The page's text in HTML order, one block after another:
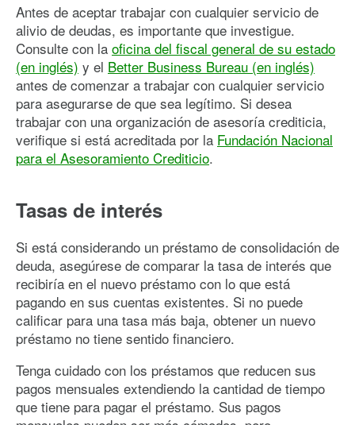
Antes de aceptar trabajar con cualquier servicio de
alivio de deudas, es importante que investigue.
Consulte con la oficina del fiscal general de su estado
(en inglés) y el Better Business Bureau (en inglés)
antes de comenzar a trabajar con cualquier servicio
para asegurarse de que sea legítimo. Si desea
trabajar con una organización de asesoría crediticia,
verifique si está acreditada por la Fundación Nacional
para el Asesoramiento Crediticio.
Tasas de interés
Si está considerando un préstamo de consolidación de
deuda, asegúrese de comparar la tasa de interés que
recibiría en el nuevo préstamo con lo que está
pagando en sus cuentas existentes. Si no puede
calificar para una tasa más baja, obtener un nuevo
préstamo no tiene sentido financiero.
Tenga cuidado con los préstamos que reducen sus
pagos mensuales extendiendo la cantidad de tiempo
que tiene para pagar el préstamo. Sus pagos